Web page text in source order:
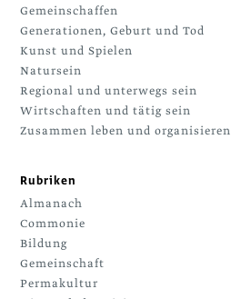
Gemeinschaffen
Generationen, Geburt und Tod
Kunst und Spielen
Natursein
Regional und unterwegs sein
Wirtschaften und tätig sein
Zusammen leben und organisieren
Rubriken
Almanach
Commonie
Bildung
Gemeinschaft
Permakultur